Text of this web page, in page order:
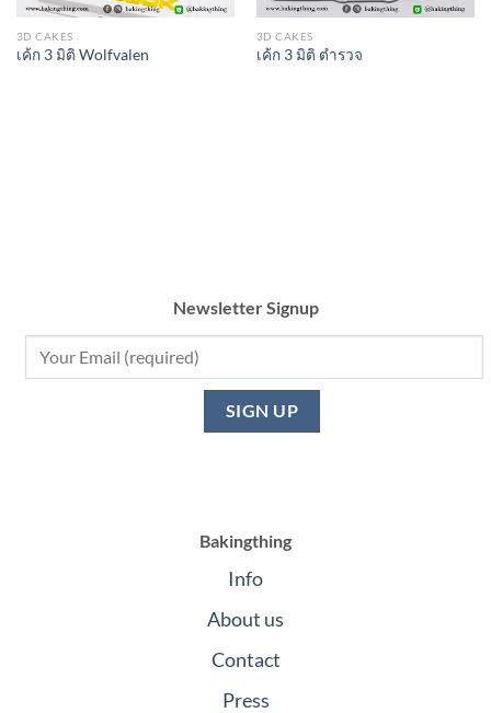
3D CAKES
เค้ก 3 มิติ Wolfvalen
3D CAKES
เค้ก 3 มิติ ตำรวจ
Newsletter Signup
Bakingthing
Info
About us
Contact
Press